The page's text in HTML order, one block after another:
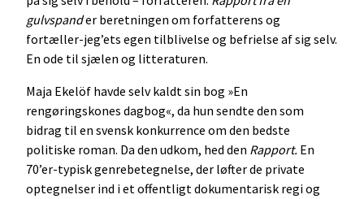
gulvspander beretningen om forfatterens og
fortæller-jeg’ets egen tilblivelse og befrielse af sig selv.
En ode til sjælen og litteraturen.
Maja Ekelöf havde selv kaldt sin bog »En
rengøringskones dagbog«, da hun sendte den som
bidrag til en svensk konkurrence om den bedste
politiske roman. Da den udkom, hed den Rapport. En
70’er-typisk genrebetegnelse, der løfter de private
optegnelser ind i et offentligt dokumentarisk regi og